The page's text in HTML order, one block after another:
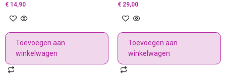
€ 14,90
Toevoegen aan
winkelwagen
€29,00
Toevoegen aan
winkelwagen